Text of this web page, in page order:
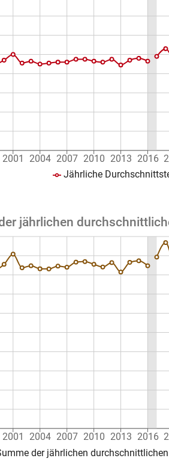
2001 2004 2007 2010 2013 2016
Jährliche
jährlichen
2001 2004 2007 2010 2013 2016
der jährlichen